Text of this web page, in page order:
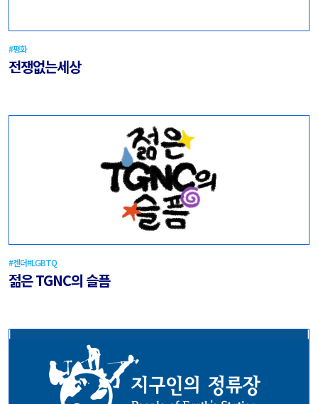
#평화
전쟁없는세상
#젠더#LGBTQ
젊은 TGNC의 슬픔